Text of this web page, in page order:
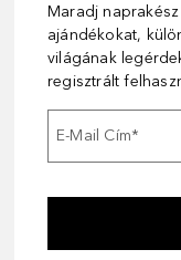
Maradj
ajándékokat,
világának
regisztrált
E-Mail Cím*